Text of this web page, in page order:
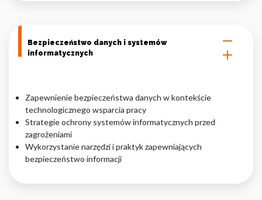
Bezpieczeństwo danych i systemów
informatycznych
Zapewnienie bezpieczeństwa danych w kontekście
technologicznego wsparcia pracy
Strategie ochrony systemów informatycznych przed
zagrożeniami
Wykorzystanie narzędzi i praktyk zapewniających
bezpieczeństwo informacji